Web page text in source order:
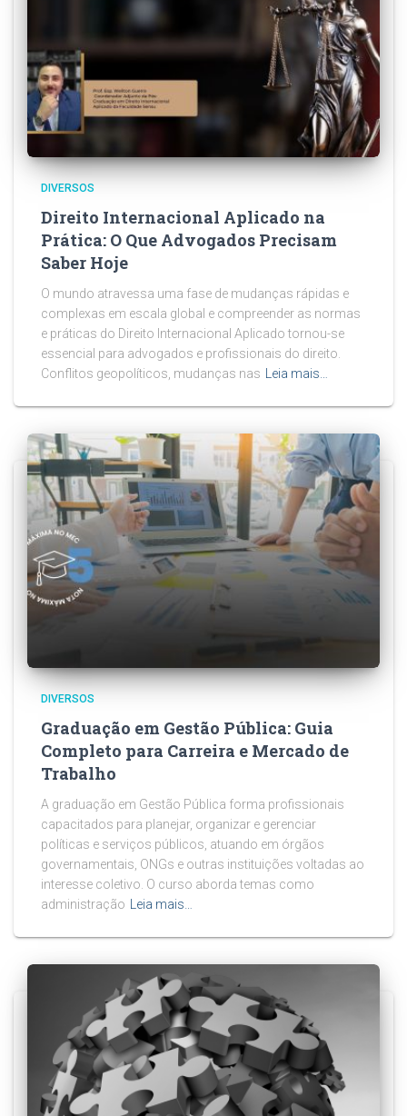
DIVERSOS
Direito Internacional Aplicado na
Prática: O Que Advogados Precisam
Saber Hoje
O mundo atravessa uma fase de mudanças rápidas e
complexas em escala global e compreender as normas
e práticas do Direito Internacional Aplicado tornou-se
essencial para advogados e profissionais do direito.
Conflitos geopolíticos, mudanças nas
Leia mais…
DIVERSOS
Graduação em Gestão Pública: Guia
Completo para Carreira e Mercado de
Trabalho
A graduação em Gestão Pública forma profissionais
capacitados para planejar, organizar e gerenciar
políticas e serviços públicos, atuando em órgãos
governamentais, ONGs e outras instituições voltadas ao
interesse coletivo. O curso aborda temas como
administração Leia mais…